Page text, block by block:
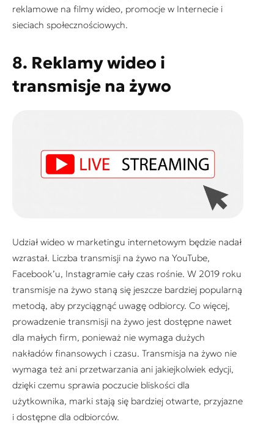
reklamowe na filmy wideo, promocje w Internecie i
sieciach społecznościowych.
8. Reklamy wideo i
transmisje na żywo
Udział wideo w marketingu internetowym będzie nadał
wzrastał. Liczba transmisji na żywo na YouTube,
Facebook’u, Instagramie cały czas rośnie. W 2019 roku
transmisje na żywo staną się jeszcze bardziej popularną
metodą, aby przyciągnąć uwagę odbiorcy. Co więcej,
prowadzenie transmisji na żywo jest dostępne nawet
dla małych firm, ponieważ nie wymaga dużych
nakładów finansowych i czasu. Transmisja na żywo nie
wymaga też ani przetwarzania ani jakiejkolwiek edycji,
dzięki czemu sprawia poczucie bliskości dla
użytkownika, marki stają się bardziej otwarte, przyjazne
i dostępne dla odbiorców.